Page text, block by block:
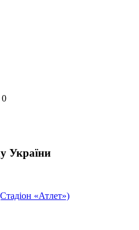
0
України
«Атлет»)